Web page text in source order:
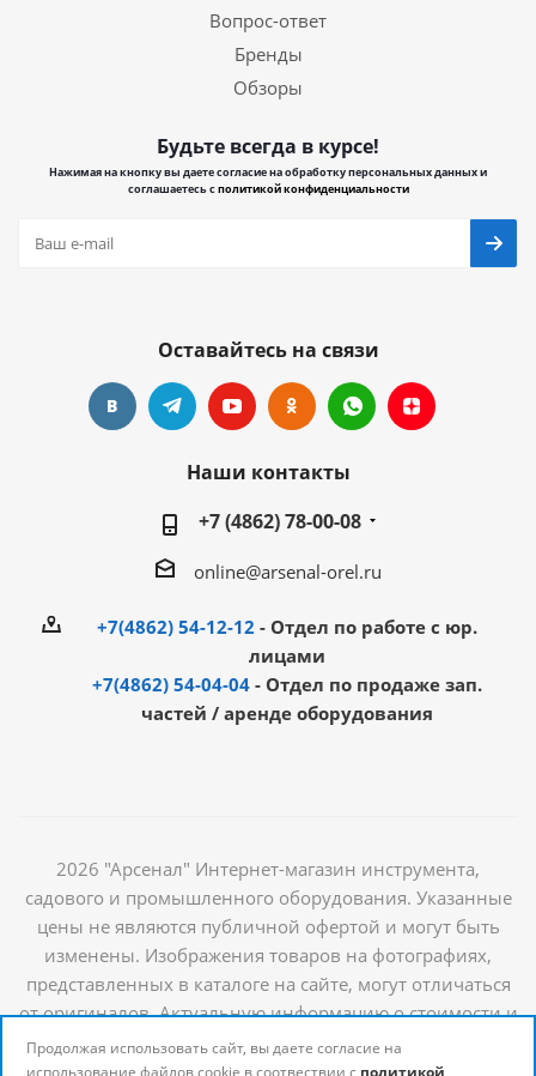
Вопрос-ответ
Бренды
Обзоры
Будьте всегда в курсе!
Нажимая на кнопку вы даете согласие на обработку персональных данных и
соглашаетесь сполитикой конфиденциальности
Оставайтесь на связи
Наши контакты
+7 (4862) 78-00-08
online@arsenal-orel.ru
+7(4862) 54-12-12 - Отдел по работе с юр.
лицами
+7(4862) 54-04-04 - Отдел по продаже зап.
частей / аренде оборудования
2026 "Арсенал" Интернет-магазин инструмента,
садового и промышленного оборудования. Указанные
цены не являются публичной офертой и могут быть
изменены. Изображения товаров на фотографиях,
представленных в каталоге на сайте, могут отличаться
от оригиналов. Актуальную информацию о стоимости и
наличии товаров можно получить у наших
менеджеров
Продолжая использовать сайт, вы даете согласие на
использование файлов cookie в соотвествии с политикой